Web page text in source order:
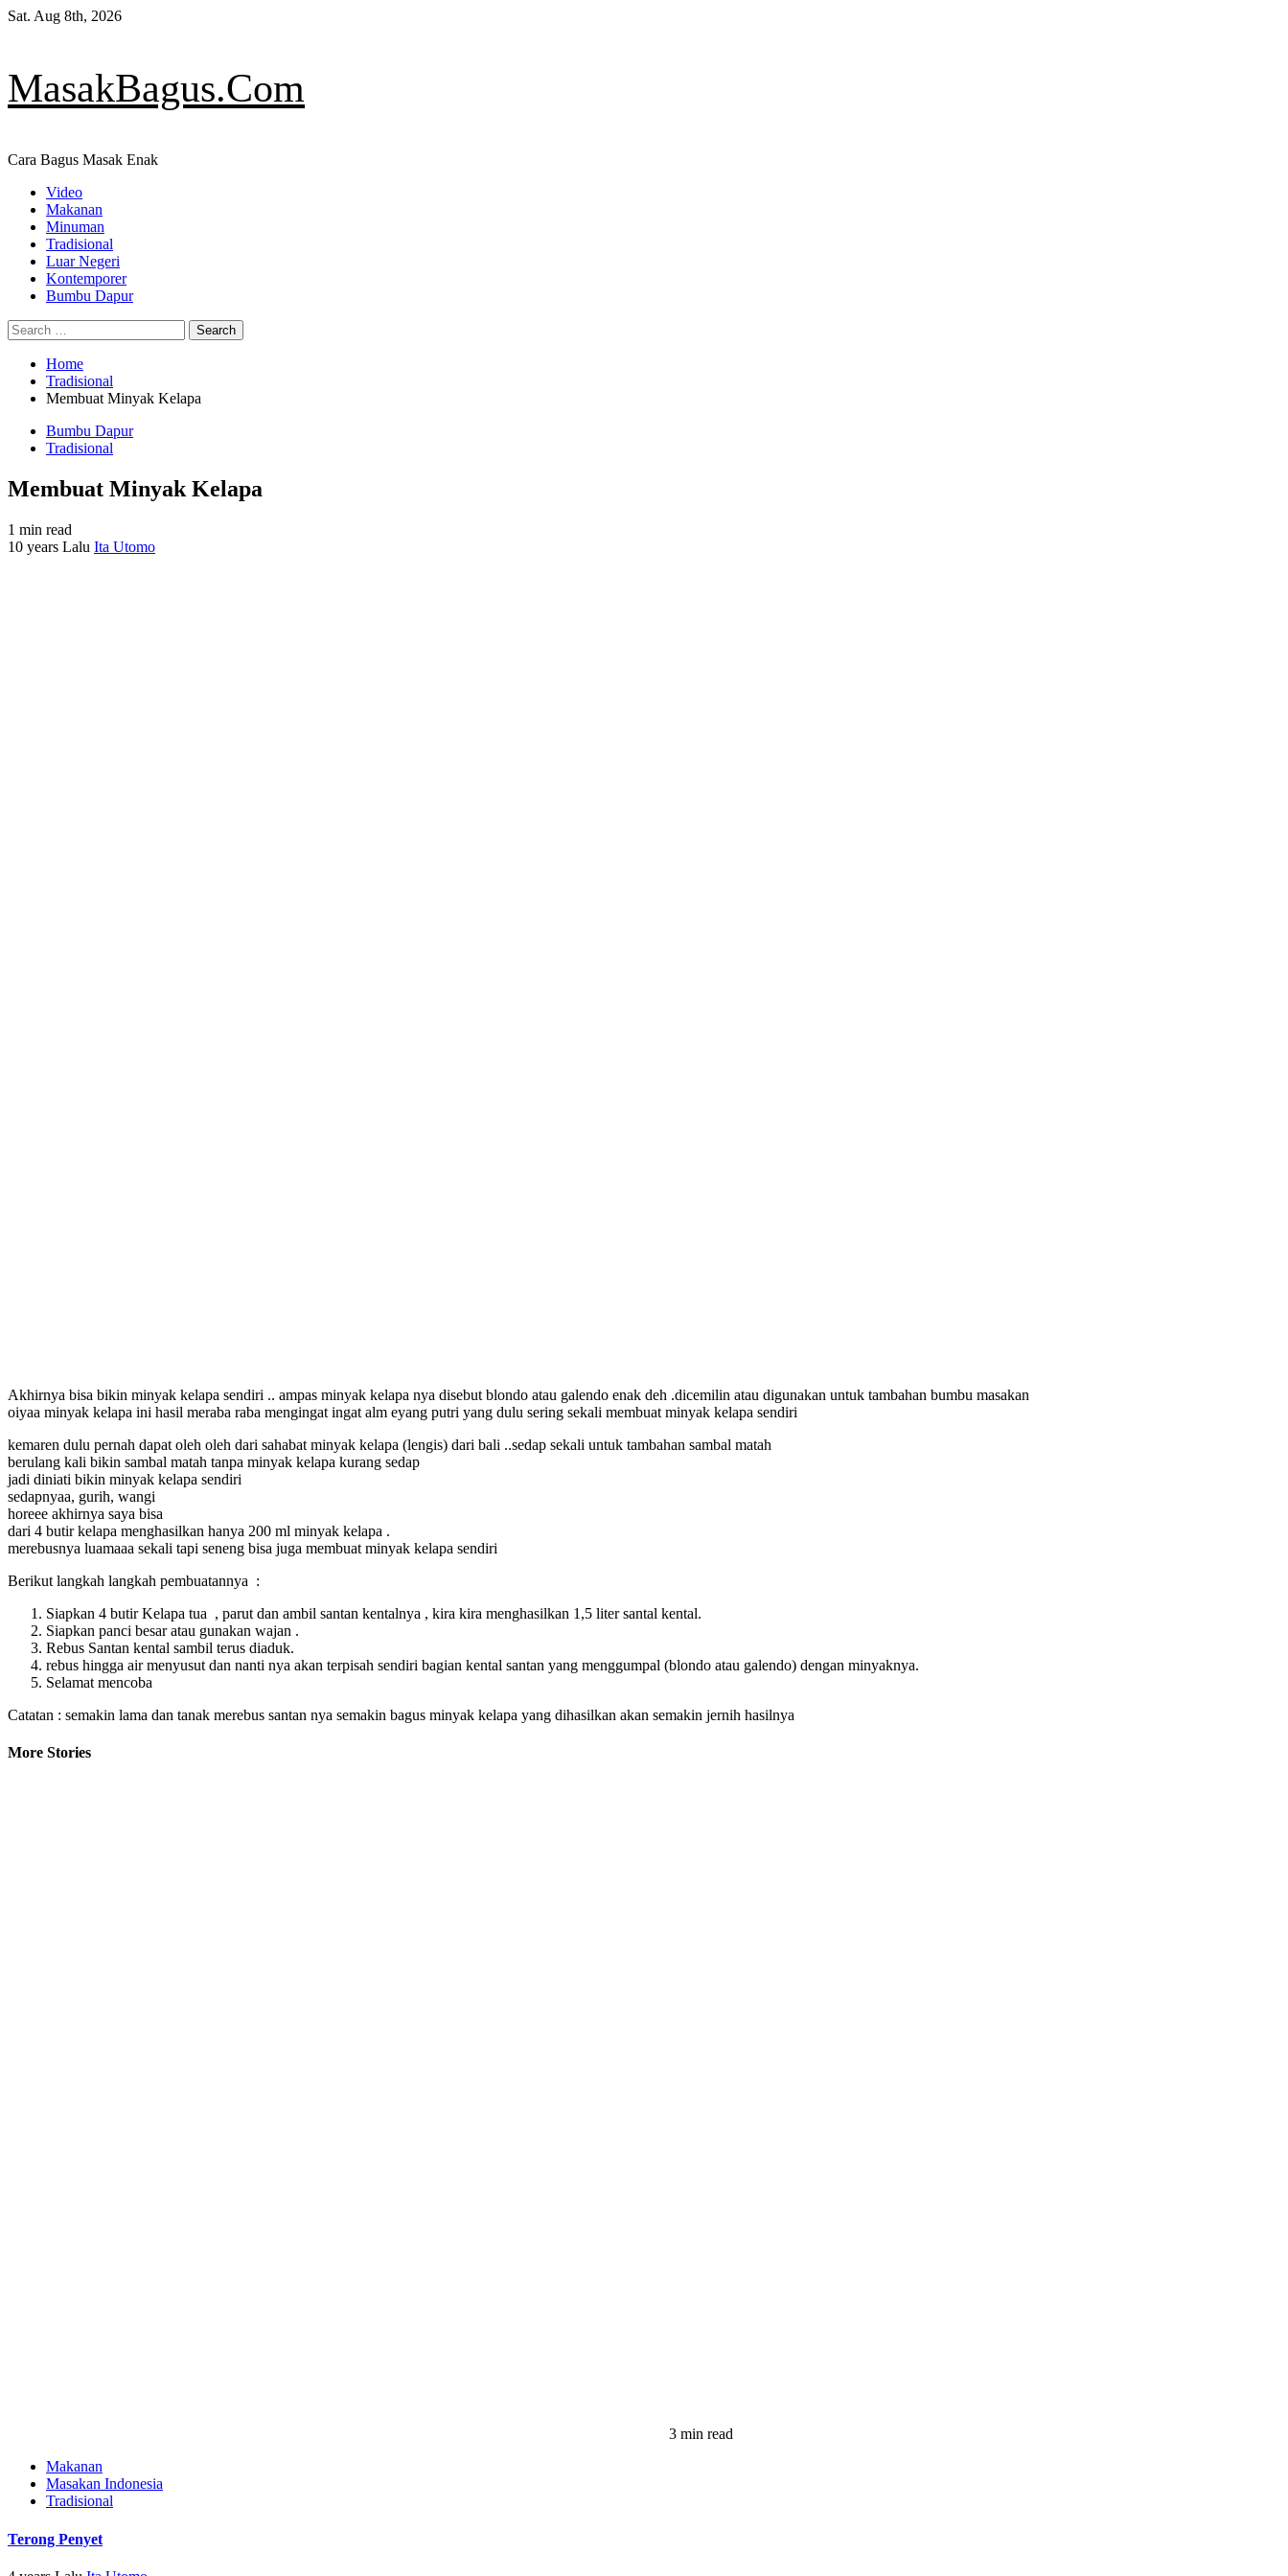
Skip
Sat. Aug 8th, 2026
MasakBagus.Com
Cara Bagus Masak Enak
Primary
Menu
Video
Makanan
Minuman
Tradisional
Luar Negeri
Kontemporer
Bumbu Dapur
Search
for:
Home
Tradisional
Membuat Minyak Kelapa
Bumbu Dapur
Tradisional
Membuat Minyak Kelapa
1 min read
10 years Lalu Ita Utomo
Akhirnya bisa bikin minyak kelapa sendiri .. ampas minyak kelapa nya disebut blondo atau galendo enak deh .dicemilin atau digunakan untuk tambahan bumbu masakan
oiyaa minyak kelapa ini hasil meraba raba mengingat ingat alm eyang putri yang dulu sering sekali membuat minyak kelapa sendiri
kemaren dulu pernah dapat oleh oleh dari sahabat minyak kelapa (lengis) dari bali ..sedap sekali untuk tambahan sambal matah
berulang kali bikin sambal matah tanpa minyak kelapa kurang sedap
jadi diniati bikin minyak kelapa sendiri
sedapnyaa, gurih, wangi
horeee akhirnya saya bisa
dari 4 butir kelapa menghasilkan hanya 200 ml minyak kelapa .
merebusnya luamaaa sekali tapi seneng bisa juga membuat minyak kelapa sendiri
Berikut langkah langkah pembuatannya :
Siapkan 4 butir Kelapa tua , parut dan ambil santan kentalnya , kira kira menghasilkan 1,5 liter santal kental.
Siapkan panci besar atau gunakan wajan .
Rebus Santan kental sambil terus diaduk.
rebus hingga air menyusut dan nanti nya akan terpisah sendiri bagian kental santan yang menggumpal (blondo atau galendo) dengan minyaknya.
Selamat mencoba
Catatan : semakin lama dan tanak merebus santan nya semakin bagus minyak kelapa yang dihasilkan akan semakin jernih hasilnya
More Stories
3 min read
Makanan
Masakan Indonesia
Tradisional
Terong Penyet